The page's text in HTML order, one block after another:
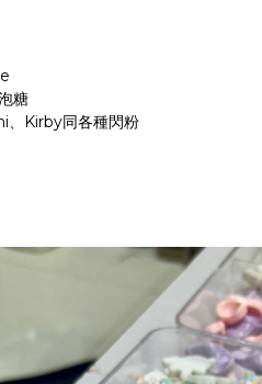
糖
、Kirby同各種閃粉